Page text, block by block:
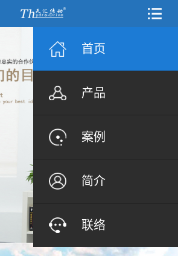
首页
产品
案例
简介
联络